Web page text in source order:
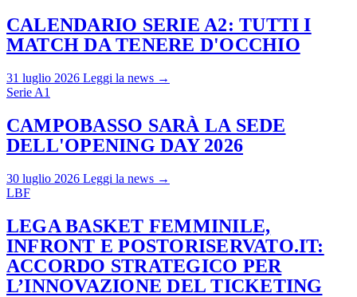
CALENDARIO SERIE A2: TUTTI I
MATCH DA TENERE D'OCCHIO
31 luglio 2026 Leggi la news →
Serie A1
CAMPOBASSO SARÀ LA SEDE
DELL'OPENING DAY 2026
30 luglio 2026 Leggi la news →
LBF
LEGA BASKET FEMMINILE,
INFRONT E POSTORISERVATO.IT:
ACCORDO STRATEGICO PER
L’INNOVAZIONE DEL TICKETING